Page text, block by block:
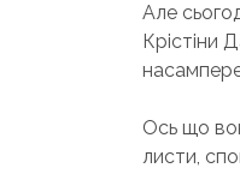
Але
Крістіни
Ось що
листи,